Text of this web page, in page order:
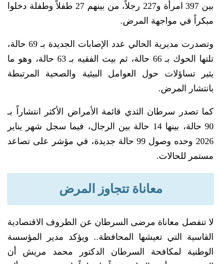
بين 397 امرأة و227 رجلاً، من بينهم 27 طفلاً وطفلة دخلوا
مبكراً في مواجهة المرض.
وتصدرت مديرية الحالي عدد الإصابات الجديدة بـ 69 حالة،
تلتها الحوك بـ 66 حالة، ثم بيت الفقيه بـ 63 حالة، وهو ما
يثير تساؤلات حول العوامل البيئية والصحية المرتبطة
بانتشار المرض.
كما تصدر سرطان الثدي قائمة الأمراض الأكثر انتشاراً بـ
90 حالة، بينها 14 حالة بين الرجال، فيما سجل شهر يناير
2026 وحده وصول 99 حالة جديدة، في مؤشر على تصاعد
مستمر للحالات.
معاناة تتجاوز المرض
لا تنفصل معاناة مرضى السرطان عن الظروف الاقتصادية
القاسية التي تعيشها المحافظة.. ويؤكد مدير المؤسسة
الوطنية لمكافحة السرطان الدكتور محمد مريش أن